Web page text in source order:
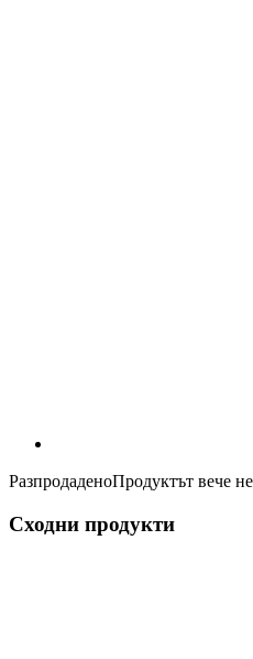
РазпродаденоПродуктът вече
Сходни продукти